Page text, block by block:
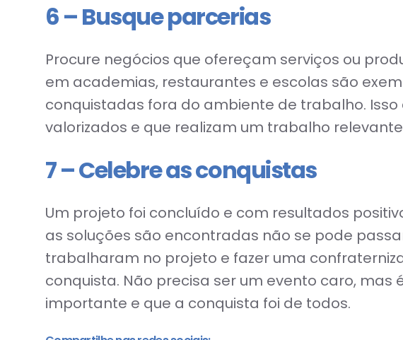
6 – Busque parcerias
Procure negócios que ofereçam serviços ou
em academias, restaurantes e escolas são
conquistadas fora do ambiente de trabalho.
valorizados e que realizam um trabalho
7 – Celebre as conquistas
Um projeto foi concluído e com resultados
as soluções são encontradas não se pode
trabalharam no projeto e fazer uma
conquista. Não precisa ser um evento caro,
importante e que a conquista foi de todos.